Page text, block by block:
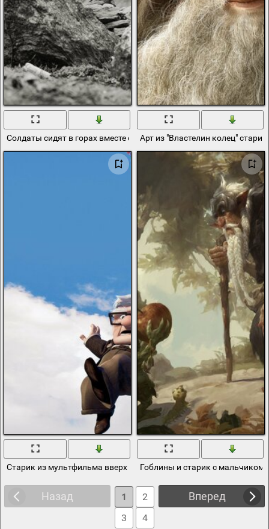
Солдаты сидят в горах вместе со старикомАрт из "Властелин колец"
Старик из мультфильма вверх улетает вместе с домом
Гоблины и старик с мальчиком
Назад Вперед
1
2
3
4